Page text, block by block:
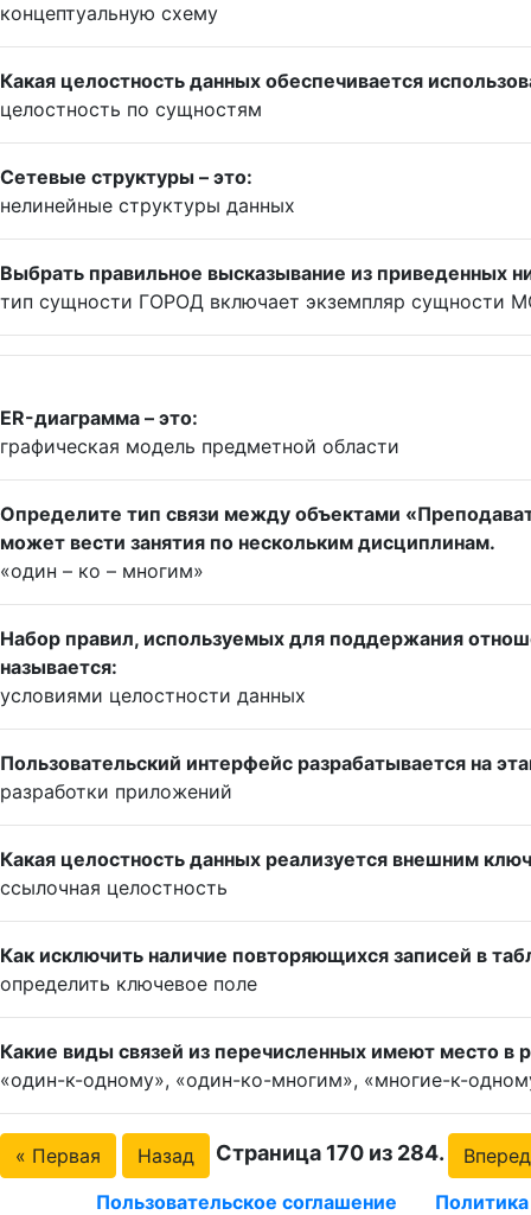
концептуальную схему
Какая целостность данных обеспечивается
целостность по сущностям
Сетевые структуры – это:
нелинейные структуры данных
Выбрать правильное высказывание из приведенных
тип сущности ГОРОД включает экземпляр сущности
ER-диаграмма – это:
графическая модель предметной области
Определите тип связи между объектами
может вести занятия по нескольким дисциплинам.
«один – ко – многим»
Набор правил, используемых для поддержания
называется:
условиями целостности данных
Пользовательский интерфейс разрабатывается на
разработки приложений
Какая целостность данных реализуется внешним
ссылочная целостность
Как исключить наличие повторяющихся записей в
определить ключевое поле
Какие виды связей из перечисленных имеют место в
«один-к-одному», «один-ко-многим», «многие-к-
« Первая Назад Страница 170 из 284.
Вперед
Пользовательское соглашение